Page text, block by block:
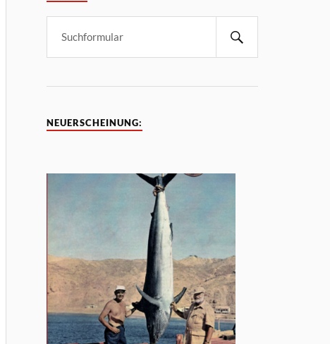
NEUERSCHEINUNG: